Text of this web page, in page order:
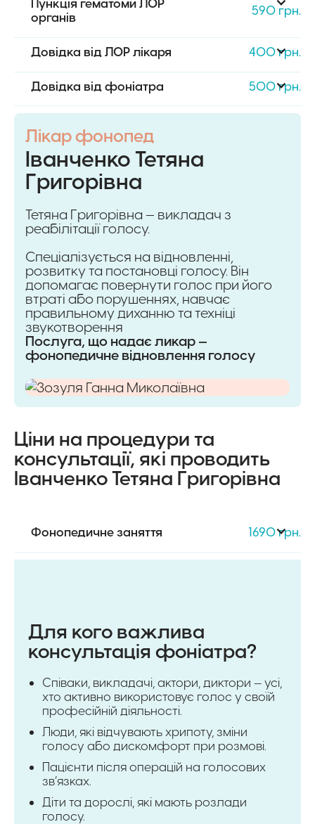
Пункція гематоми ЛОР
органів
590 грн.
Довідка від ЛОР лікаря 400 грн.
Довідка від фоніатра 500 грн.
Лікар фонопед
Іванченко Тетяна
Григорівна
Тетяна Григорівна — викладач з
реабілітації голосу.
Спеціалізується на відновленні,
розвитку та постановці голосу. Він
допомагає повернути голос при його
втраті або порушеннях, навчає
правильному диханню та техніці
звукотворення
Послуга, що надає ликар —
фонопедичне відновлення голосу
Ціни на процедури та
консультації, які проводить
Іванченко Тетяна Григорівна
Фонопедичне заняття 1690 грн.
Для кого важлива
консультація фоніатра?
Співаки, викладачі, актори, диктори — усі,
хто активно використовує голос у своїй
професійній діяльності.
Люди, які відчувають хрипоту, зміни
голосу або дискомфорт при розмові.
Пацієнти після операцій на голосових
зв’язках.
Діти та дорослі, які мають розлади
голосу.